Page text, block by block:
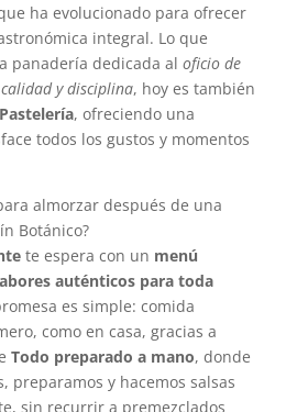
ha evolucionado para ofrecer
integral. Lo que
panadería dedicada al oficio de
y disciplina, hoy es también
, ofreciendo una
todos los gustos y momentos
almorzar después de una
Botánico?
te espera con un menú
auténticos para toda
es simple: comida
como en casa, gracias a
Todo preparado a mano, donde
preparamos y hacemos salsas
sin recurrir a premezclados